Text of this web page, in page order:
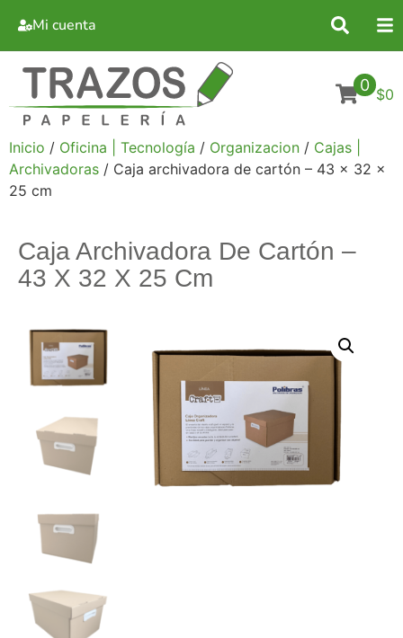
Mi cuenta
0 $0
Inicio / Oficina | Tecnología / Organizacion / Cajas |
Archivadoras / Caja archivadora de cartón – 43 x 32 x
25 cm
Caja Archivadora De Cartón –
43 X 32 X 25 Cm